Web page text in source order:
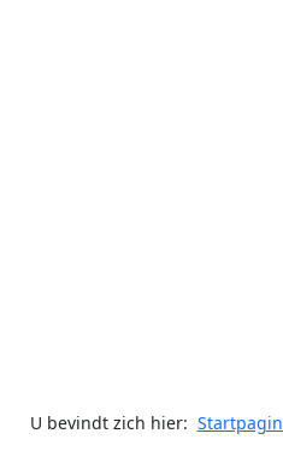
U bevindt zich hier: